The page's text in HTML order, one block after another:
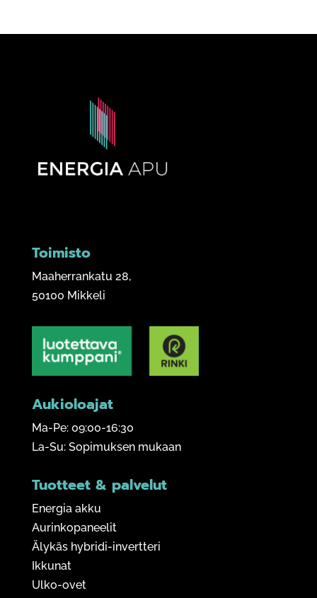
Toimisto
Maaherrankatu 28,
50100 Mikkeli
Aukioloajat
Ma-Pe: 09:00-16:30
La-Su: Sopimuksen mukaan
Tuotteet & palvelut
Energia akku
Aurinkopaneelit
Älykäs hybridi-invertteri
Ikkunat
Ulko-ovet